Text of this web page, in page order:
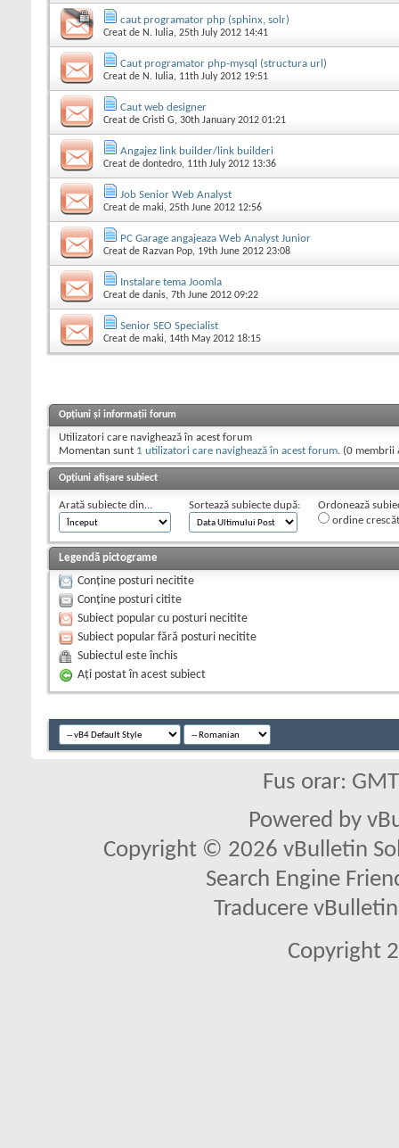
caut programator php (sphinx, solr)
Creat de N. Iulia, 25th July 2012 14:41
Caut programator php-mysql (structura url)
Creat de N. Iulia, 11th July 2012 19:51
Caut web designer
Creat de Cristi G, 30th January 2012 01:21
Angajez link builder/link builderi
Creat de dontedro, 11th July 2012 13:36
Job Senior Web Analyst
Creat de maki, 25th June 2012 12:56
PC Garage angajeaza Web Analyst Junior
Creat de Razvan Pop, 19th June 2012 23:08
Instalare tema Joomla
Creat de danis, 7th June 2012 09:22
Senior SEO Specialist
Creat de maki, 14th May 2012 18:15
Opțiuni și informații forum
Utilizatori care navighează în acest forum
Momentan sunt 1 utilizatori care navighează în acest forum. (0 membrii
Opțiuni afișare subiect
Arată subiecte din... Sortează subiecte după:
Ordonează
ordine
Legendă pictograme
Conține posturi necitite
Conține posturi citite
Subiect popular cu posturi necitite
Subiect popular fără posturi necitite
Subiectul este închis
Aţi postat în acest subiect
Fus orar:
Powered by
Copyright © 2026 vBulletin
Search Engine
Traducere
Copyright